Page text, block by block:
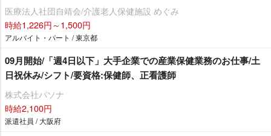
医療法人社団自靖会/介護老人保健施設 めぐみ
時給1,226円～1,500円
アルバイト・パート / 東京都
09月開始/「週4日以下」大手企業での産業保健業務のお仕事/土
日祝休み/シフト/要資格:保健師、正看護師
株式会社パソナ
時給2,100円
派遣社員 / 大阪府